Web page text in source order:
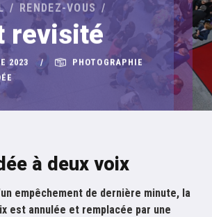
RENDEZ-VOUS
revisité
2023
PHOTOGRAPHIE
à deux voix
empêchement de dernière minute, la
est annulée et remplacée par une